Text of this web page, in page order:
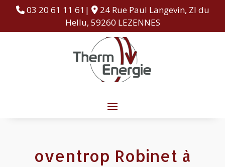
03 20 61 11 61|
24 Rue Paul Langevin, ZI du
Hellu, 59260 LEZENNES
oventrop Robinet à